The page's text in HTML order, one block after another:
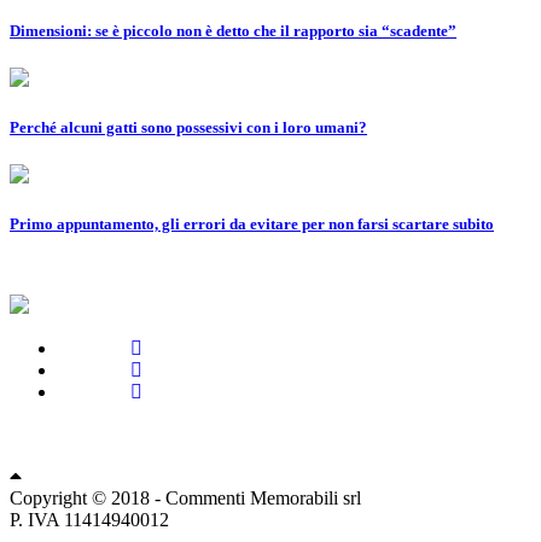
Dimensioni: se è piccolo non è detto che il rapporto sia “scadente”
Perché alcuni gatti sono possessivi con i loro umani?
Primo appuntamento, gli errori da evitare per non farsi scartare subito
Copyright © 2018 - Commenti Memorabili srl
P. IVA 11414940012